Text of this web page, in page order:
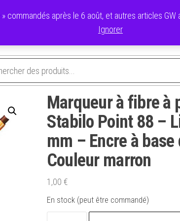
commandés après le 6 août, et autres articles
Ignorer
Marqueur à fibre à
Stabilo Point 88 –
mm – Encre à base
Couleur marron
1,00 €
En stock (peut être commandé)